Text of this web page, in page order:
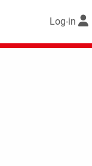
Log-in